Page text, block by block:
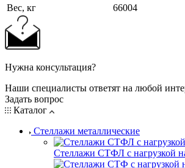
Вес, кг 66004
Нужна консультация?
Наши специалисты ответят на любой
Задать вопрос
Каталог
Стеллажи металлические
Стеллажи СТФЛ с нагрузкой